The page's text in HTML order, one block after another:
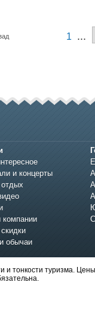
1 ...
и концерты
компании
обычаи
и тонкости туризма.